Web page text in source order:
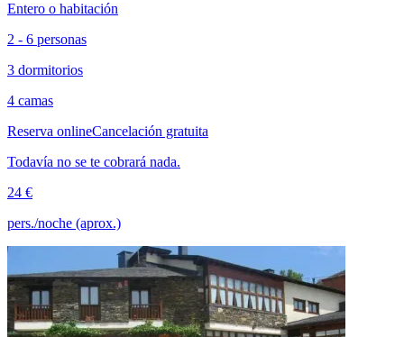
Entero o habitación
2 - 6 personas
3 dormitorios
4 camas
Reserva onlineCancelación gratuita
Todavía no se te cobrará nada.
24 €
pers./noche (aprox.)